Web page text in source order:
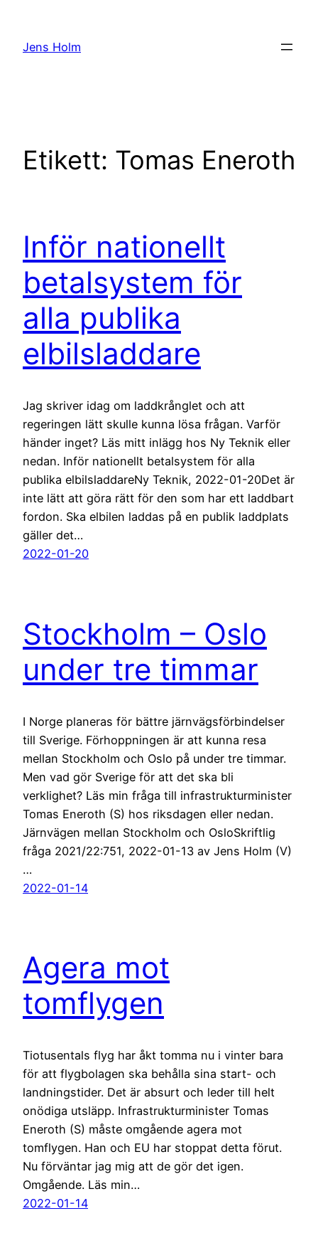
innehåll
Jens Holm
Etikett: Tomas Eneroth
Inför nationellt
betalsystem för
alla publika
elbilsladdare
Jag skriver idag om laddkrånglet och att
regeringen lätt skulle kunna lösa frågan. Varför
händer inget? Läs mitt inlägg hos Ny Teknik eller
nedan. Inför nationellt betalsystem för alla
publika elbilsladdareNy Teknik, 2022-01-20Det är
inte lätt att göra rätt för den som har ett laddbart
fordon. Ska elbilen laddas på en publik laddplats
gäller det…
2022-01-20
Stockholm – Oslo
under tre timmar
I Norge planeras för bättre järnvägsförbindelser
till Sverige. Förhoppningen är att kunna resa
mellan Stockholm och Oslo på under tre timmar.
Men vad gör Sverige för att det ska bli
verklighet? Läs min fråga till infrastrukturminister
Tomas Eneroth (S) hos riksdagen eller nedan.
Järnvägen mellan Stockholm och OsloSkriftlig
fråga 2021/22:751, 2022-01-13 av Jens Holm (V)
…
2022-01-14
Agera mot
tomflygen
Tiotusentals flyg har åkt tomma nu i vinter bara
för att flygbolagen ska behålla sina start- och
landningstider. Det är absurt och leder till helt
onödiga utsläpp. Infrastrukturminister Tomas
Eneroth (S) måste omgående agera mot
tomflygen. Han och EU har stoppat detta förut.
Nu förväntar jag mig att de gör det igen.
Omgående. Läs min…
2022-01-14